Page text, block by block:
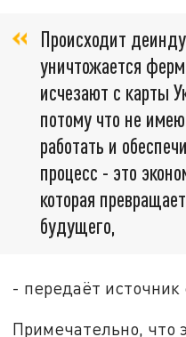
Происходит
уничтожается
исчезают с карты
потому что не
работать и
процесс - это
которая
будущего,
- передаёт источник
Примечательно, что